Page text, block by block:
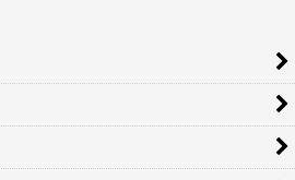
となります。それ以前の日時指定をご希
願いします。
ついて